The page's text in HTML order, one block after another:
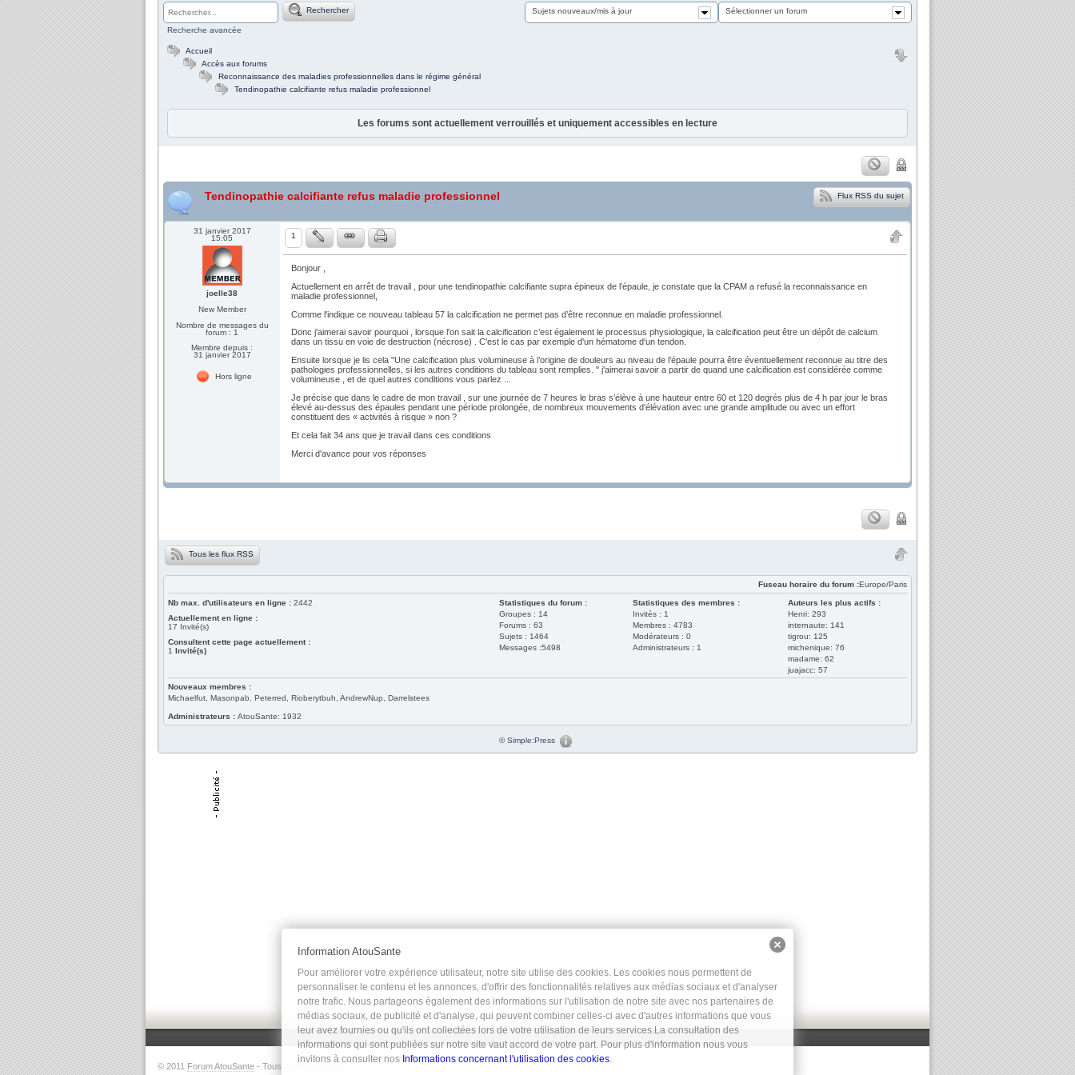
Sélectionner un forum
Sujets nouveaux/mis à jour
Rechercher
Recherche avancée
Accueil
Accès aux forums
Reconnaissance des maladies professionnelles dans le régime général
Tendinopathie calcifiante refus maladie professionnel
Les forums sont actuellement verrouillés et uniquement accessibles en lecture
Flux RSS du sujet
Tendinopathie calcifiante refus maladie professionnel
31 janvier 2017
15:05
joelle38
New Member
Nombre de messages du
forum : 1
Membre depuis :
31 janvier 2017
Hors ligne
1
Bonjour ,
Actuellement en arrêt de travail , pour une tendinopathie calcifiante supra épineux de l’épaule, je constate que la CPAM a refusé la reconnaissance en
maladie professionnel,
Comme l'indique ce nouveau tableau 57 la calcification ne permet pas d’être reconnue en maladie professionnel.
Donc j'aimerai savoir pourquoi , lorsque l'on sait la calcification c’est également le processus physiologique, la calcification peut être un dépôt de calcium
dans un tissu en voie de destruction (nécrose) . C'est le cas par exemple d'un hématome d'un tendon.
Ensuite lorsque je lis cela "Une calcification plus volumineuse à l’origine de douleurs au niveau de l’épaule pourra être éventuellement reconnue au titre des
pathologies professionnelles, si les autres conditions du tableau sont remplies. " j'aimerai savoir a partir de quand une calcification est considérée comme
volumineuse , et de quel autres conditions vous parlez ...
Je précise que dans le cadre de mon travail , sur une journée de 7 heures le bras s’élève à une hauteur entre 60 et 120 degrés plus de 4 h par jour le bras
élevé au-dessus des épaules pendant une période prolongée, de nombreux mouvements d'élévation avec une grande amplitude ou avec un effort
constituent des « activités à risque » non ?
Et cela fait 34 ans que je travail dans ces conditions
Merci d'avance pour vos réponses
Tous les flux RSS
Fuseau horaire du forum :Europe/Paris
Nb max. d'utilisateurs en ligne : 2442
Actuellement en ligne :
17
Invité(s)
Consultent cette page actuellement :
1
Invité(s)
Auteurs les plus actifs :
Henri: 293
internaute: 141
tigrou: 125
michenique: 76
madame: 62
juajacc: 57
Statistiques des membres :
Invités : 1
Membres : 4783
Modérateurs : 0
Administrateurs : 1
Statistiques du forum :
Groupes : 14
Forums : 63
Sujets : 1464
Messages :5498
Nouveaux membres :
Michaelfut, Masonpab, Peterred, Rioberytbuh, AndrewNup, Darrelstees
Administrateurs : AtouSante: 1932
©Simple:Press
© 2011 Forum AtouSante - Tous droits réservés
Information AtouSante
Pour améliorer votre expérience utilisateur, notre site utilise des cookies. Les cookies nous permettent de
personnaliser le contenu et les annonces, d'offrir des fonctionnalités relatives aux médias sociaux et d'analyser
notre trafic. Nous partageons également des informations sur l'utilisation de notre site avec nos partenaires de
médias sociaux, de publicité et d'analyse, qui peuvent combiner celles-ci avec d'autres informations que vous
leur avez fournies ou qu'ils ont collectées lors de votre utilisation de leurs services.La consultation des
informations qui sont publiées sur notre site vaut accord de votre part. Pour plus d'information nous vous
invitons à consulter nos Informations concernant l'utilisation des cookies.